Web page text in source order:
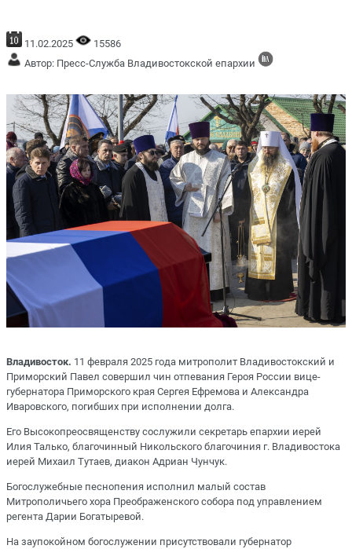
11.02.2025
15586
Автор: Пресс-Служба Владивостокской епархии
Владивосток. 11 февраля 2025 года митрополит Владивостокский и
Приморский Павел совершил чин отпевания Героя России вице-
губернатора Приморского края Сергея Ефремова и Александра
Иваровского, погибших при исполнении долга.
Его Высокопреосвященству сослужили секретарь епархии иерей
Илия Талько, благочинный Никольского благочиния г. Владивостока
иерей Михаил Тутаев, диакон Адриан Чунчук.
Богослужебные песнопения исполнил малый состав
Митрополичьего хора Преображенского собора под управлением
регента Дарии Богатыревой.
На заупокойном богослужении присутствовали губернатор